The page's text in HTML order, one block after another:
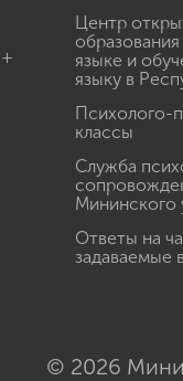
Центр
языке и
языку в
Психолого-
классы
Служба
Мининского
Ответы на
задаваемые
© 2026